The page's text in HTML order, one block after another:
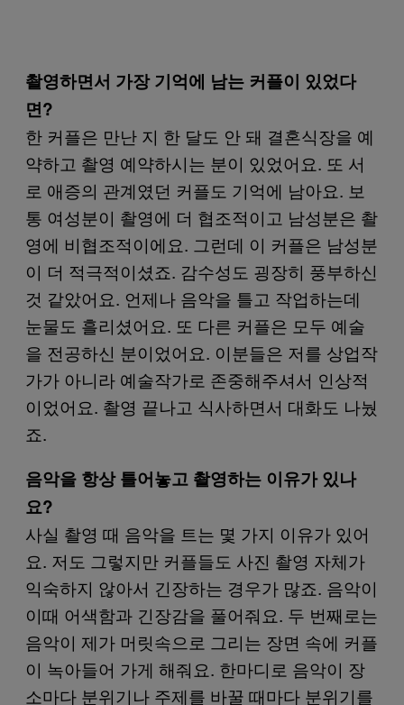
촬영하면서 가장 기억에 남는 커플이 있었다
면?
한 커플은 만난 지 한 달도 안 돼 결혼식장을 예
약하고 촬영 예약하시는 분이 있었어요. 또 서
로 애증의 관계였던 커플도 기억에 남아요. 보
통 여성분이 촬영에 더 협조적이고 남성분은 촬
영에 비협조적이에요. 그런데 이 커플은 남성분
이 더 적극적이셨죠. 감수성도 굉장히 풍부하신
것 같았어요. 언제나 음악을 틀고 작업하는데
눈물도 흘리셨어요. 또 다른 커플은 모두 예술
을 전공하신 분이었어요. 이분들은 저를 상업작
가가 아니라 예술작가로 존중해주셔서 인상적
이었어요. 촬영 끝나고 식사하면서 대화도 나눴
죠.
음악을 항상 틀어놓고 촬영하는 이유가 있나
요?
사실 촬영 때 음악을 트는 몇 가지 이유가 있어
요. 저도 그렇지만 커플들도 사진 촬영 자체가
익숙하지 않아서 긴장하는 경우가 많죠. 음악이
이때 어색함과 긴장감을 풀어줘요. 두 번째로는
음악이 제가 머릿속으로 그리는 장면 속에 커플
이 녹아들어 가게 해줘요. 한마디로 음악이 장
소마다 분위기나 주제를 바꿀 때마다 분위기를